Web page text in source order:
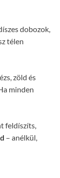
dobozok,
télen
zöld és
minden
feldíszíts,
– anélkül,